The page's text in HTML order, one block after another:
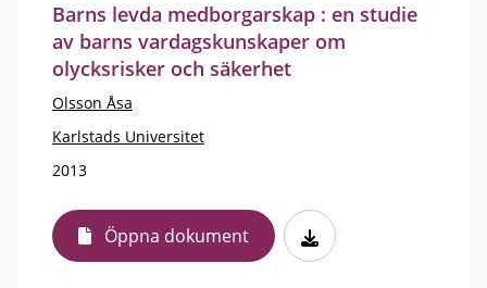
Barns levda medborgarskap : en studie
av barns vardagskunskaper om
olycksrisker och säkerhet
Olsson Åsa
Karlstads Universitet
2013
Öppna dokument